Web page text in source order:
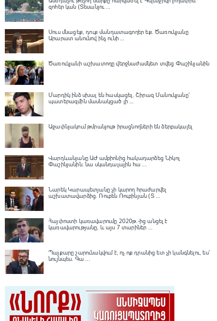
զոհեր կան (Տեսանյու ...
Սուս մնացեք, դուք մանդատագողեր եք․ Ծառուկյանը
Արարատ անունով ինչ ունի ...
Ծառուկյանի աշխատողը վերջնաժամկետ տվեց Փաշինյանին
Մարդիկ ինձ սխալ են հասկացել. Շիրազ Մանուկյանը՝
պատերազմին մասնակցած լի ...
Աջափնյակում թմրանյութ իրացնողների են ձերբակալել
Վարդևանյանը ԱԺ ամբիոնից հակադարձեց Նիկոլ
Փաշինյանին․ նա սկանդալային հա ...
Նարեկ Կարապետյանը չի կարող հրաժարվել
աշխատավարձից. Ռուբեն Ռուբինյան (Տ ...
Հայփոստի կառավարումը 2020թ.-ից անցել է
կառավարությանը, և այս 7 տարիներ ...
Պայքարը շարունակվում է, ոչ ոք դրանից ետ չի կանգնելու, ես՝
նույնպես․ Գա ...